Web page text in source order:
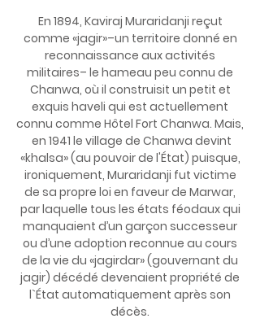
En 1894, Kaviraj Muraridanji reçut
comme «jagir»–un territoire donné en
reconnaissance aux activités
militaires– le hameau peu connu de
Chanwa, où il construisit un petit et
exquis haveli qui est actuellement
connu comme Hôtel Fort Chanwa. Mais,
en 1941 le village de Chanwa devint
«khalsa» (au pouvoir de l'État) puisque,
ironiquement, Muraridanji fut victime
de sa propre loi en faveur de Marwar,
par laquelle tous les états féodaux qui
manquaient d’un garçon successeur
ou d’une adoption reconnue au cours
de la vie du «jagirdar» (gouvernant du
jagir) décédé devenaient propriété de
l`État automatiquement après son
décès.